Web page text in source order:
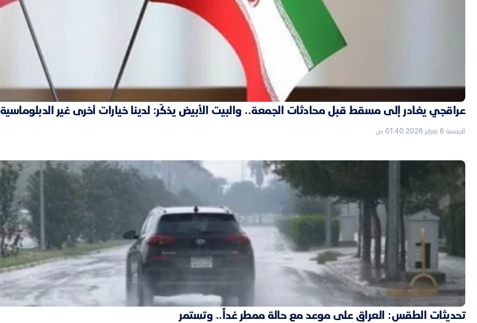
عراقجي يغادر إلى مسقط قبل محادثات الجمعة.. والبيت الأبيض يذكّر: لدينا خيارات أخرى غير الدبلوماسية
الجمعة 6 فبراير 2026 01:40 ص
تحديثات الطقس: العراق على موعد مع حالة ممطر غداً.. وتستمر